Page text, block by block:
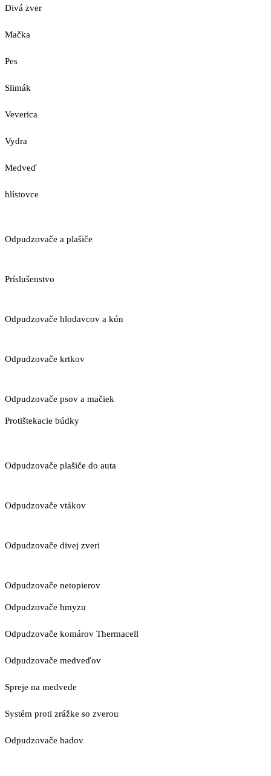
Divá zver
Mačka
Pes
Slimák
Veverica
Vydra
Medveď
hlístovce
Odpudzovače a plašiče
Príslušenstvo
Odpudzovače hlodavcov a kún
Odpudzovače krtkov
Odpudzovače psov a mačiek
Protištekacie búdky
Odpudzovače plašiče do auta
Odpudzovače vtákov
Odpudzovače divej zveri
Odpudzovače netopierov
Odpudzovače hmyzu
Odpudzovače komárov Thermacell
Odpudzovače medveďov
Spreje na medvede
Systém proti zrážke so zverou
Odpudzovače hadov